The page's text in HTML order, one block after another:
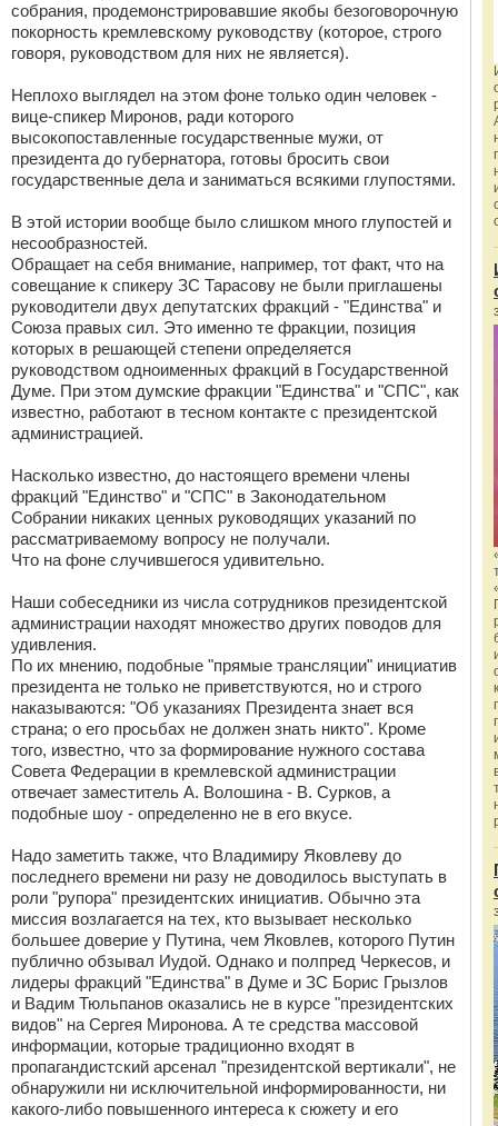
собрания, продемонстрировавшие якобы безоговорочную
покорность кремлевскому руководству (которое, строго
говоря, руководством для них не является).
Неплохо выглядел на этом фоне только один человек -
вице-спикер Миронов, ради которого
высокопоставленные государственные мужи, от
президента до губернатора, готовы бросить свои
государственные дела и заниматься всякими глупостями.
В этой истории вообще было слишком много глупостей и
несообразностей.
Обращает на себя внимание, например, тот факт, что на
совещание к спикеру ЗС Тарасову не были приглашены
руководители двух депутатских фракций - "Единства" и
Союза правых сил. Это именно те фракции, позиция
которых в решающей степени определяется
руководством одноименных фракций в Государственной
Думе. При этом думские фракции "Единства" и "СПС", как
известно, работают в тесном контакте с президентской
администрацией.
Насколько известно, до настоящего времени члены
фракций "Единство" и "СПС" в Законодательном
Собрании никаких ценных руководящих указаний по
рассматриваемому вопросу не получали.
Что на фоне случившегося удивительно.
Наши собеседники из числа сотрудников президентской
администрации находят множество других поводов для
удивления.
По их мнению, подобные "прямые трансляции" инициатив
президента не только не приветствуются, но и строго
наказываются: "Об указаниях Президента знает вся
страна; о его просьбах не должен знать никто". Кроме
того, известно, что за формирование нужного состава
Совета Федерации в кремлевской администрации
отвечает заместитель А. Волошина - В. Сурков, а
подобные шоу - определенно не в его вкусе.
Надо заметить также, что Владимиру Яковлеву до
последнего времени ни разу не доводилось выступать в
роли "рупора" президентских инициатив. Обычно эта
миссия возлагается на тех, кто вызывает несколько
большее доверие у Путина, чем Яковлев, которого Путин
публично обзывал Иудой. Однако и полпред Черкесов, и
лидеры фракций "Единства" в Думе и ЗС Борис Грызлов
и Вадим Тюльпанов оказались не в курсе "президентских
видов" на Сергея Миронова. А те средства массовой
информации, которые традиционно входят в
пропагандистский арсенал "президентской вертикали", не
обнаружили ни исключительной информированности, ни
какого-либо повышенного интереса к сюжету и его